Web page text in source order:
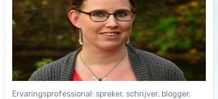
Ervaringsprofessional: spreker, schrijver, blogger.